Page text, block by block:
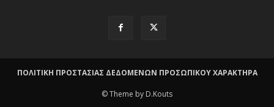
ΠΟΛΙΤΙΚΗ ΠΡΟΣΤΑΣΙΑΣ ΔΕΔΟΜΕΝΩΝ ΠΡΟΣΩΠΙΚΟΥ ΧΑΡΑΚΤΗΡΑ
© Theme by D.Kouts